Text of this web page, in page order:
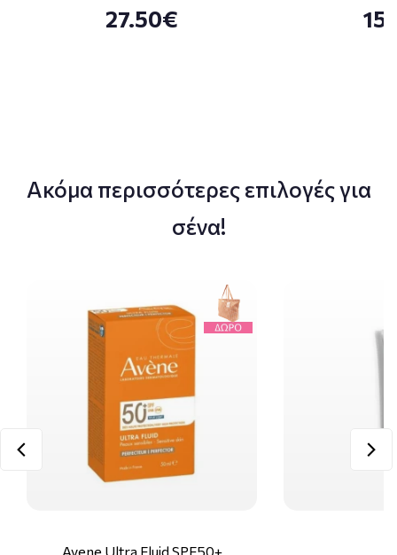
27.50€
Ακόμα περισσότερες επιλογές για
σένα!
Avene Ultra Fluid SPF50+